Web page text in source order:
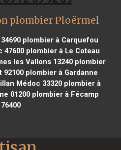
plombier Ploërmel
plombier à Carquefou
47600 plombier à Le Coteau
les Vallons 13240 plombier
92100plombier à Gardanne
Médoc 33320plombier à
01200plombier à Fécamp
76400